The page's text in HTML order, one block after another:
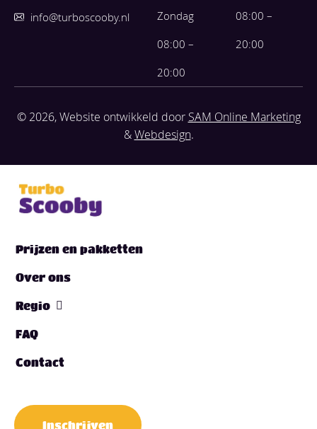
info@turboscooby.nl
Zondag
08:00 –
20:00
08:00 –
20:00
© 2026, Website ontwikkeld door SAM Online Marketing
&Webdesign.
Prijzen en pakketten
Over ons
Regio
FAQ
Contact
Inschrijven